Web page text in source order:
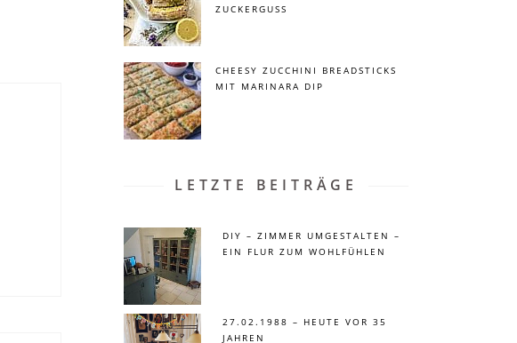
ZUCKERGUSS
CHEESY ZUCCHINI BREADSTICKS
MIT MARINARA DIP
LETZTE BEITRÄGE
DIY – ZIMMER UMGESTALTEN –
EIN FLUR ZUM WOHLFÜHLEN
27.02.1988 – HEUTE VOR 35
JAHREN